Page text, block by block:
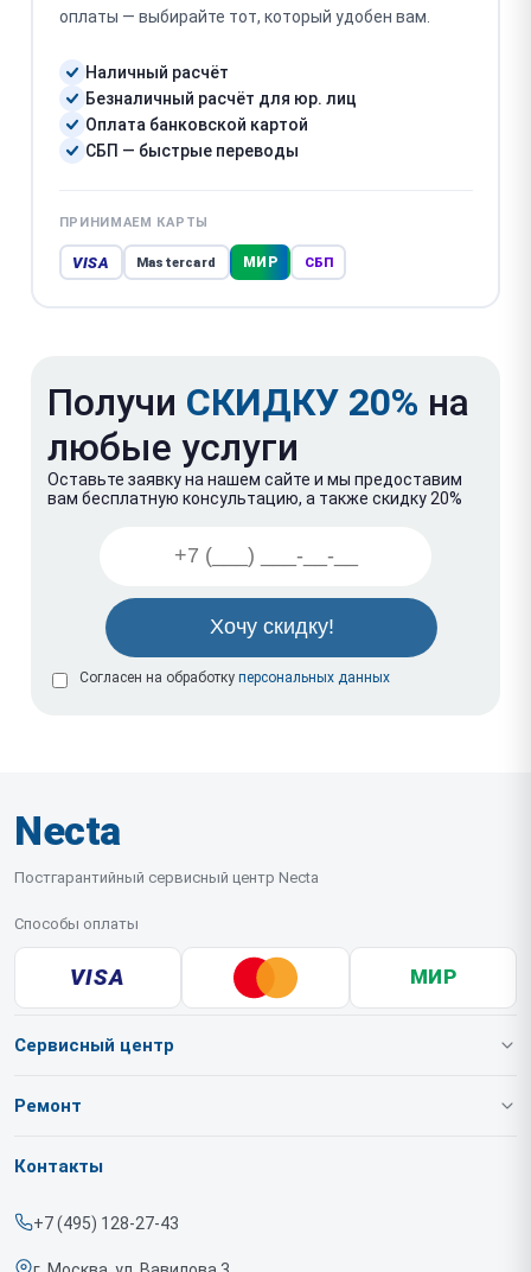
оплаты — выбирайте тот, который удобен вам.
Наличный расчёт
Безналичный расчёт для юр. лиц
Оплата банковской картой
СБП — быстрые переводы
ПРИНИМАЕМ КАРТЫ
VISA Mastercard МИР СБП
Получи СКИДКУ 20% на
любые услуги
Оставьте заявку на нашем сайте и мы предоставим
вам бесплатную консультацию, а также скидку 20%
Согласен на обработку персональных данных
Necta
Постгарантийный сервисный центр Necta
Способы оплаты
VISA МИР
Сервисный центр
О нашем сервисе
Срочный ремонт
Ремонт
Кофемашин
Контакты
+7 (495) 128-27-43